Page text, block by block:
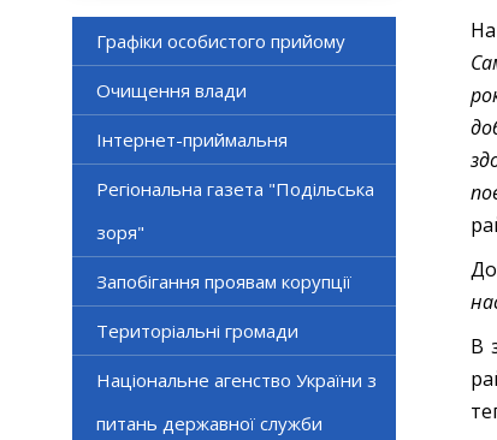
Графіки особистого прийому
Очищення влади
Інтернет-приймальня
Регіональна газета "Подільська
зоря"
Запобігання проявам корупції
Територіальні громади
Національне агенство України з
питань державної служби
В